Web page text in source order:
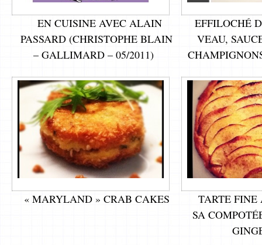
EN CUISINE AVEC ALAIN
PASSARD (CHRISTOPHE BLAIN
– GALLIMARD – 05/2011)
EFFILOCHÉ
VEAU,
« MARYLAND » CRAB CAKES
TARTE FINE
SA